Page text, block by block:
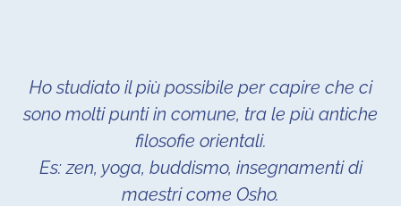
Ho studiato il più possibile per capire che ci
sono molti punti in comune, tra le più antiche
filosofie orientali.
Es: zen, yoga, buddismo, insegnamenti di
maestri come Osho.